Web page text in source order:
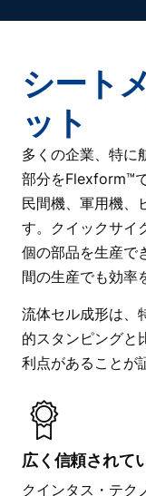
シート
ット
多くの企業、特に
部分をFlexform™
民間機、軍用機、
す。クイックサイ
個の部品を生産で
間の生産でも効率
流体セル成形は、
的スタンピングと
利点があることが
広く信頼されて
クインタス・テク